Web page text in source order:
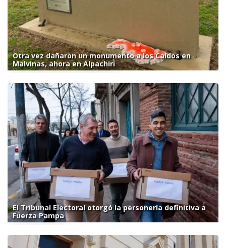
Otra vez dañaron un monumento a los Caídos en
Malvinas, ahora en Alpachiri
El Tribunal Electoral otorgó la personería definitiva a
Fuerza Pampa